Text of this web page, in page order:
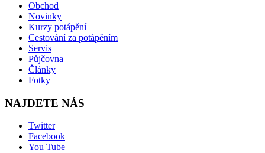
Obchod
Novinky
Kurzy potápění
Cestování za potápěním
Servis
Půjčovna
Články
Fotky
NAJDETE NÁS
Twitter
Facebook
You Tube